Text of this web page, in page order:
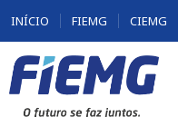
INÍCIO FIEMG CIEMG